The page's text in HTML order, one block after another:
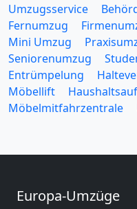
Umzugsservice
Fernumzug
Mini Umzug
Seniorenumzug
Entrümpelung
Möbellift
Möbelmitfahrzentrale
Europa-Umzüge